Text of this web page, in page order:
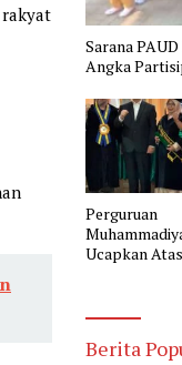
rakyat
Sarana
Angka
Perguruan
Ucapkan
Tangerang
Berita